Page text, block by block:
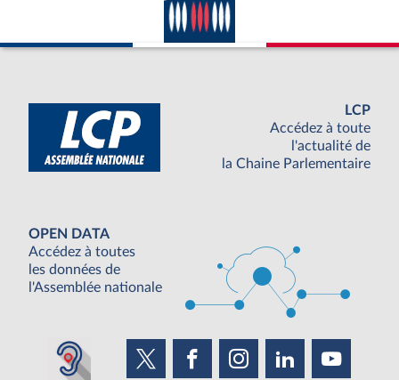
LCP
Accédez à toute
l'actualité de
la Chaine Parlementaire
OPEN DATA
Accédez à toutes
les données de
l'Assemblée nationale